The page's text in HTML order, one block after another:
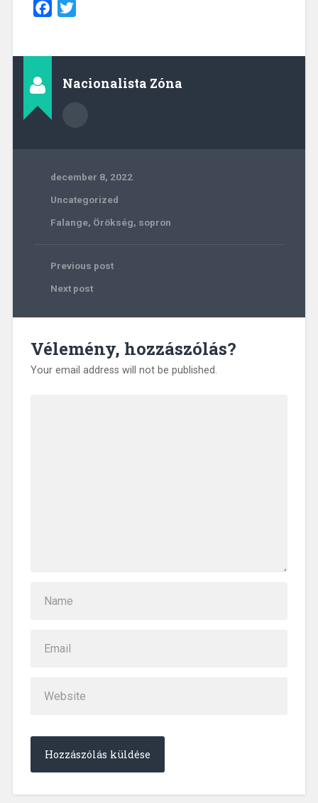
Facebook
Nacionalista Zóna
december 8, 2022
Uncategorized
Falange, Örökség, sopron
Previous post
Next post
Vélemény, hozzászólás?
Your email address will not be published.